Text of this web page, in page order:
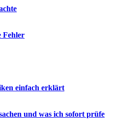
Fehler
einfach erklärt
und was ich sofort prüfe